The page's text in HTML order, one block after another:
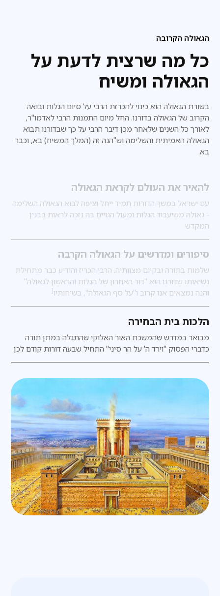
הגאולה הקרובה
כל מה שרצית לדעת על
הגאולה ומשיח
בשורת הגאולה הוא כינוי להכרזת הרבי על סיום הגלות ובואה
הקרוב של הגאולה בדורנו. החל מיום התמנות הרבי לאדמו"ר,
לאורך כל השנים שלאחר מכן דיבר הרבי על כך שבדורנו תבוא
הגאולה האמיתית והשלימה וש"הנה זה (המלך המשיח) בא, וכבר
בא.
להאיר את העולם לקראת הגאולה
עם ישראל במשך הדורות תמיד ייחל וציפה לבוא הגאולה השלימה
- גאולה משיעבוד הגלות ומעול הגויים בה נזכה לראות בבנין
המקדש
סיפורים ומדרשים על הגאולה הקרבה
שלמות בתורה ובקיום מצוותיה. הרבי הכריז והודיע כבר מתחילת
נשיאותו שדורנו הוא "דור האחרון של הגלות והראשון לגאולה"
והנה נמצאים אנו קרוב ו"על סף הגאולה", בשיחותיו[
הלכות בית הבחירה
מבואר במדרש שהמשכת האור האלוקי שהתגלה במתן תורה
כדברי הפסוק "וירד ה' על הר סיני" התחיל שבעה דורות קודם לכן